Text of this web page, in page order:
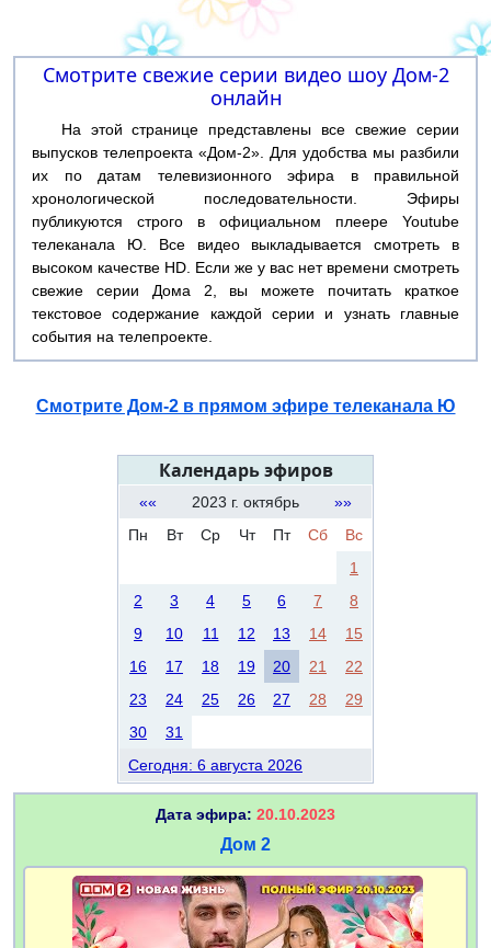
Смотрите свежие серии видео шоу Дом-2
онлайн
На этой странице представлены все свежие серии
выпусков телепроекта «Дом-2». Для удобства мы разбили
их по датам телевизионного эфира в правильной
хронологической последовательности. Эфиры
публикуются строго в официальном плеере Youtube
телеканала Ю. Все видео выкладывается смотреть в
высоком качестве HD. Если же у вас нет времени смотреть
свежие серии Дома 2, вы можете почитать краткое
текстовое содержание каждой серии и узнать главные
события на телепроекте.
Смотрите Дом-2 в прямом эфире телеканала Ю
Календарь эфиров
«« 2023 г. октябрь
»»
Пн
Вт Ср Чт Пт Сб
Вс
1
2
3 4 5 6 7
8
9
10 11 12 13 14
15
16
17 18 19 20 21
22
23
24 25 26 27 28
29
30
31
Сегодня: 6 августа 2026
Дата эфира: 20.10.2023
Дом 2